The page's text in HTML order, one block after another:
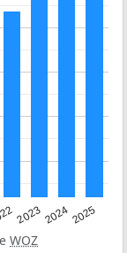
202320242025
WOZ